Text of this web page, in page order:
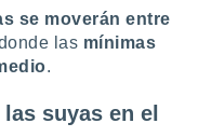
se moverán entre
las mínimas
.
suyas en el